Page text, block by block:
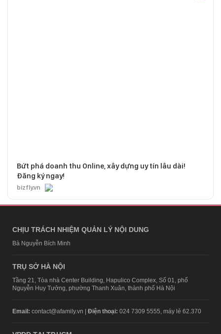
Bứt phá doanh thu Online, xây dựng uy tín lâu dài!
Đăng ký ngay!
bizfly.vn
CHỊU TRÁCH NHIỆM QUẢN LÝ NỘI DUNG
Bà Nguyễn Bích Minh
TRỤ SỞ HÀ NỘI
Tầng 21, Tòa nhà Center Building, Hapulico Complex, Số 01, phố
Nguyễn Huy Tưởng, phường Thanh Xuân, thành phố Hà Nội
Email: contact@afamily.vn | Điện thoại: 024 7309 5555, máy lẻ 62.370